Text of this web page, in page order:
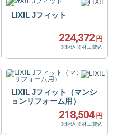
LIXIL Jフィット
224,372 円
※税込 ※材工費込
LIXIL Jフィット（マンシ
ョンリフォーム用）
218,504 円
※税込 ※材工費込